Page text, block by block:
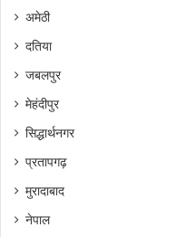
अमेठी
दतिया
जबलपुर
मेहंदीपुर
सिद्धार्थनगर
प्रतापगढ़
मुरादाबाद
नेपाल